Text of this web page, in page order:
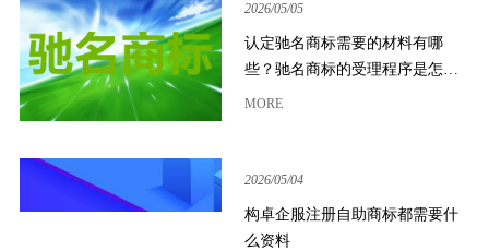
2026/05/05
认定驰名商标需要的材料有哪
些？驰名商标的受理程序是怎样
的？
MORE
2026/05/04
构卓企服注册自助商标都需要什
么资料